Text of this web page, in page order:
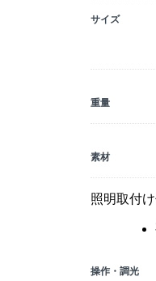
サイズ
重量
素材
照明取付
操作・調光